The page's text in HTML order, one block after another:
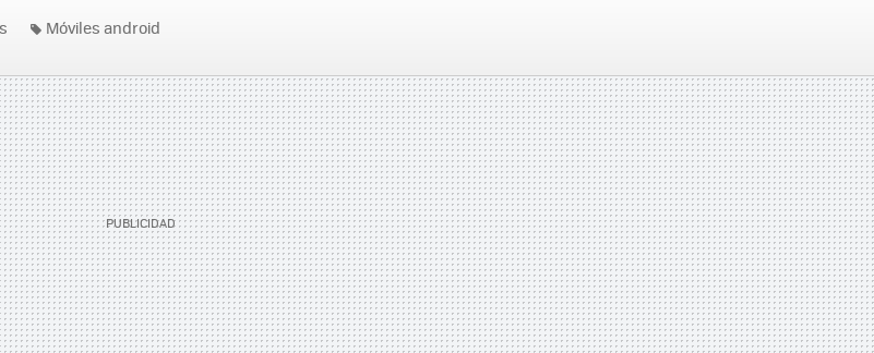
Móviles android